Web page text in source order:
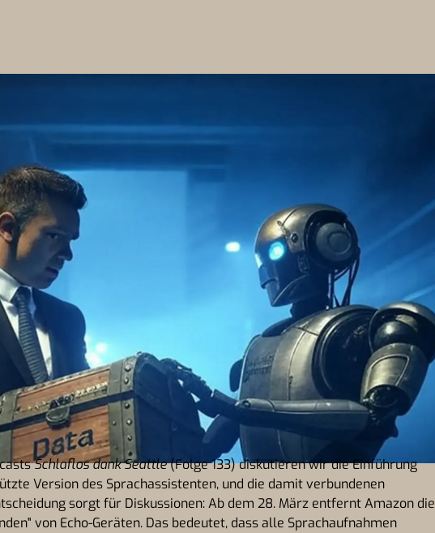
Schlaflos dank Seattle(Folge 133) diskutieren wir die Einführung
Version des Sprachassistenten, und die damit verbundenen
sorgt für Diskussionen: Ab dem 28. März entfernt Amazon die
von Echo-Geräten. Das bedeutet, dass alle Sprachaufnahmen